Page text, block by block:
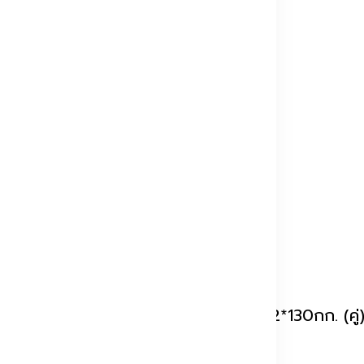
4
ำหนักบานประตู : <1*130 กก. (เดี่ยว) , <2*130กก.